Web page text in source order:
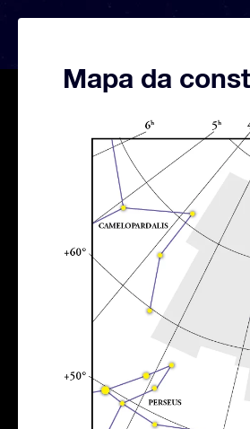
Mapa da